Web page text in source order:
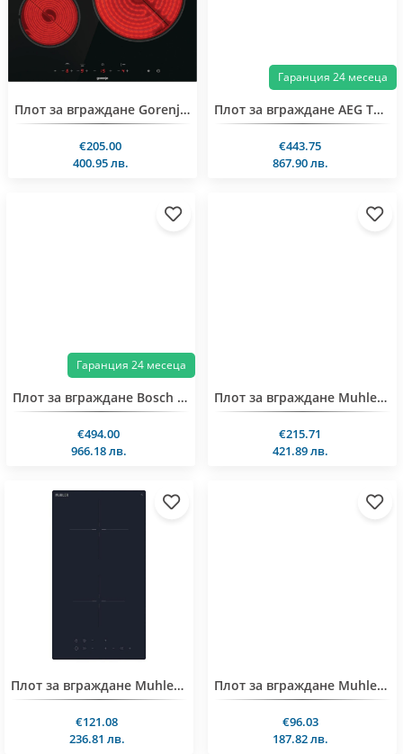
Плот за вграждане Gorenje ECT632BSCE
€205.00
400.95 лв.
Гаранция 24 месеца
Плот за вграждане AEG TO63IQ00FB
€443.75
867.90 лв.
Гаранция 24 месеца
Плот за вграждане Bosch PXX375FB1E
€494.00
966.18 лв.
Плот за вграждане Muhler CHP41I, индукционен
€215.71
421.89 лв.
Плот за вграждане Muhler CHP21I, индукционен
€121.08
236.81 лв.
Плот за вграждане Muhler CHP22
€96.03
187.82 лв.